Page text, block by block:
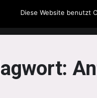
Howling Men
Diese Website benutzt